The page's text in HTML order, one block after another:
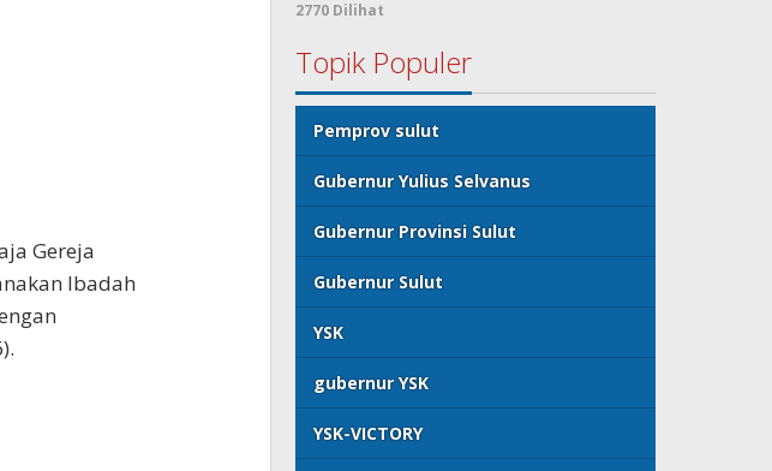
Gereja
Ibadah
2770 Dilihat
Topik Populer
Pemprov sulut
Gubernur Yulius Selvanus
Gubernur Provinsi Sulut
Gubernur Sulut
YSK
gubernur YSK
YSK-VICTORY